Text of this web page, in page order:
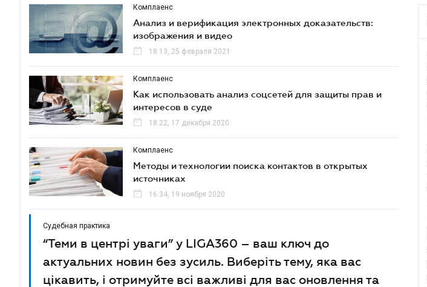
Комплаенс
Анализ и верификация электронных доказательств:
изображения и видео
18.13, 25 февраля 2021
Комплаенс
Как использовать анализ соцсетей для защиты прав и
интересов в суде
18.22, 17 декабря 2020
Комплаенс
Методы и технологии поиска контактов в открытых
источниках
16.34, 19 ноября 2020
Судебная практика
“Теми в центрі уваги” у LIGA360 – ваш ключ до
актуальних новин без зусиль. Виберіть тему, яка вас
цікавить, і отримуйте всі важливі для вас оновлення та